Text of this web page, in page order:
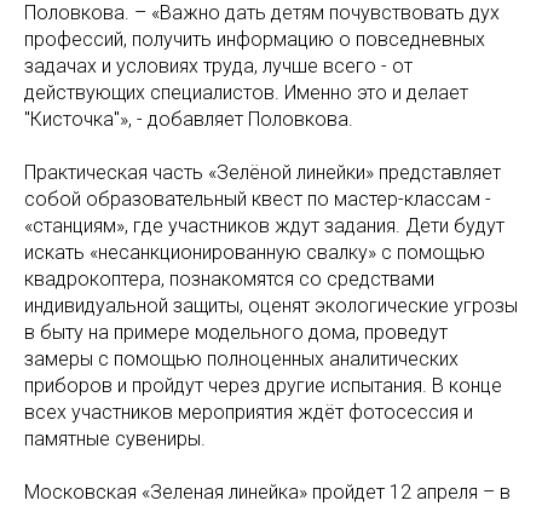
Половкова. – «Важно дать детям почувствовать дух
профессий, получить информацию о повседневных
задачах и условиях труда, лучше всего - от
действующих специалистов. Именно это и делает
"Кисточка"», - добавляет Половкова.
Практическая часть «Зелёной линейки» представляет
собой образовательный квест по мастер-классам -
«станциям», где участников ждут задания. Дети будут
искать «несанкционированную свалку» с помощью
квадрокоптера, познакомятся со средствами
индивидуальной защиты, оценят экологические угрозы
в быту на примере модельного дома, проведут
замеры с помощью полноценных аналитических
приборов и пройдут через другие испытания. В конце
всех участников мероприятия ждёт фотосессия и
памятные сувениры.
Московская «Зеленая линейка» пройдет 12 апреля – в